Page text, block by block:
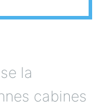
la
cabines